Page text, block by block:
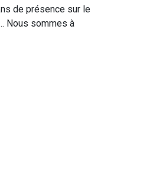
de présence sur le
Nous sommes à